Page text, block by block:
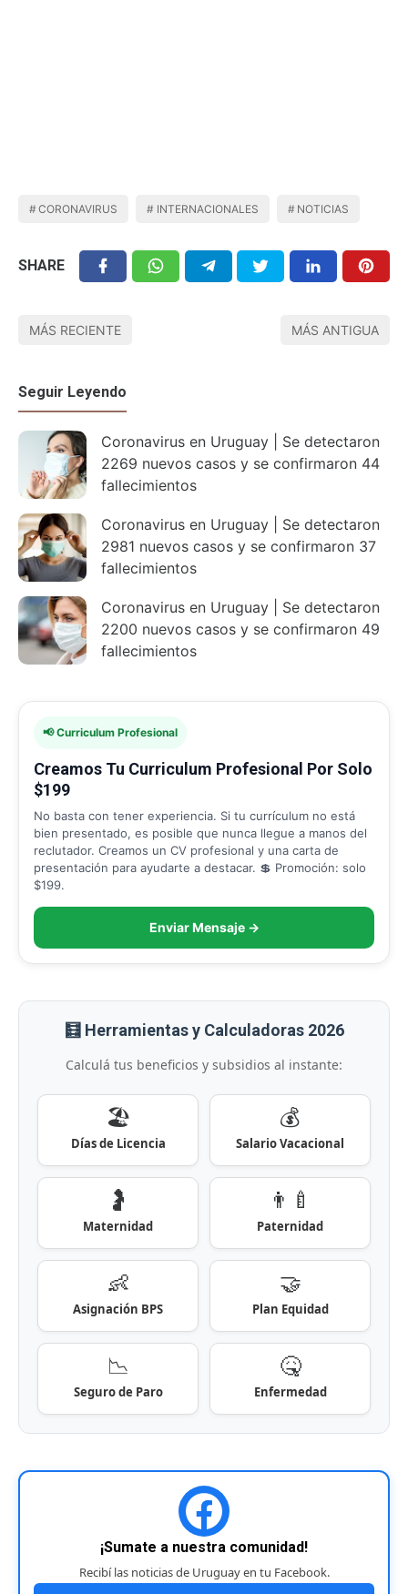
CORONAVIRUS INTERNACIONALES NOTICIAS
SHARE
MÁS RECIENTE MÁS ANTIGUA
Seguir Leyendo
Coronavirus en Uruguay | Se detectaron
2269 nuevos casos y se confirmaron 44
fallecimientos
Coronavirus en Uruguay | Se detectaron
2981 nuevos casos y se confirmaron 37
fallecimientos
Coronavirus en Uruguay | Se detectaron
2200 nuevos casos y se confirmaron 49
fallecimientos
📢 Curriculum Profesional
Creamos Tu Curriculum Profesional Por Solo
$199
No basta con tener experiencia. Si tu currículum no está
bien presentado, es posible que nunca llegue a manos del
reclutador. Creamos un CV profesional y una carta de
presentación para ayudarte a destacar. 💲 Promoción: solo
$199.
Enviar Mensaje →
🧮 Herramientas y Calculadoras 2026
Calculá tus beneficios y subsidios al instante:
🏖️
Días de Licencia
💰
Salario Vacacional
🤰
Maternidad
👨‍🍼
Paternidad
👶
Asignación BPS
🤝
Plan Equidad
📉
Seguro de Paro
🤒
Enfermedad
¡Sumate a nuestra comunidad!
Recibí las noticias de Uruguay en tu Facebook.